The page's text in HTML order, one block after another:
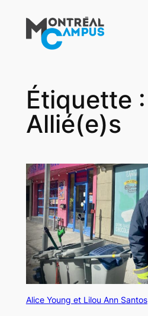
contenu
Étiquette :
Allié(e)s
Alice Young et Lilou Ann Santos